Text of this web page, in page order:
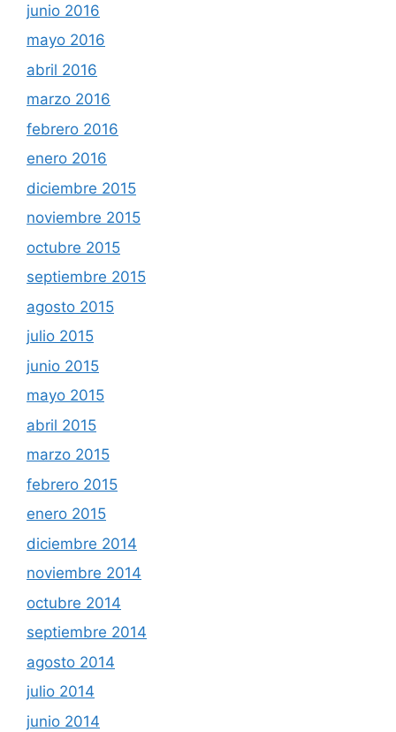
junio 2016
mayo 2016
abril 2016
marzo 2016
febrero 2016
enero 2016
diciembre 2015
noviembre 2015
octubre 2015
septiembre 2015
agosto 2015
julio 2015
junio 2015
mayo 2015
abril 2015
marzo 2015
febrero 2015
enero 2015
diciembre 2014
noviembre 2014
octubre 2014
septiembre 2014
agosto 2014
julio 2014
junio 2014